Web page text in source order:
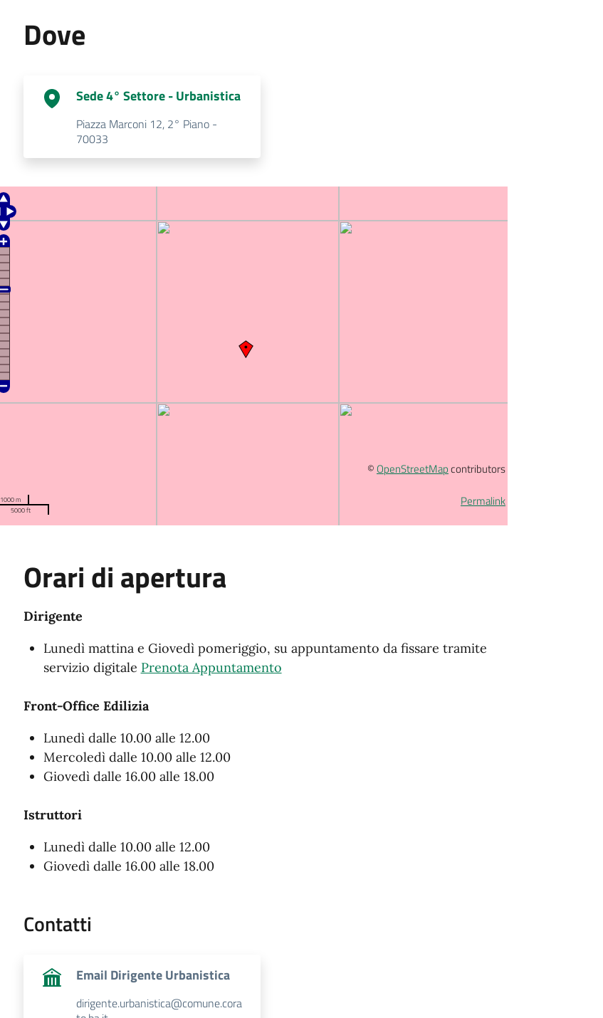
Dove
Sede 4° Settore - Urbanistica
Piazza Marconi 12, 2° Piano -
70033
1000 m
5000 ft
Permalink
© OpenStreetMapcontributors
Orari di apertura
Dirigente
Lunedì mattina e Giovedì pomeriggio, su appuntamento da fissare tramite
servizio digitale Prenota Appuntamento
Front-Office Edilizia
Lunedì dalle 10.00 alle 12.00
Mercoledì dalle 10.00 alle 12.00
Giovedì dalle 16.00 alle 18.00
Istruttori
Lunedì dalle 10.00 alle 12.00
Giovedì dalle 16.00 alle 18.00
Contatti
Email Dirigente Urbanistica
dirigente.urbanistica@comune.cora